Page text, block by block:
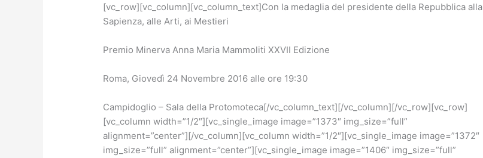
[vc_row][vc_column][vc_column_text]Con la medaglia del presidente della Repubblica alla
Sapienza, alle Arti, ai Mestieri
Premio Minerva Anna Maria Mammoliti XXVII Edizione
Roma, Giovedì 24 Novembre 2016 alle ore 19:30
Campidoglio – Sala della Protomoteca[/vc_column_text][/vc_column][/vc_row][vc_row]
[vc_column width=”1/2″][vc_single_image image=”1373″ img_size=”full”
alignment=”center”][/vc_column][vc_column width=”1/2″][vc_single_image image=”1372″
img_size=”full” alignment=”center”][vc_single_image image=”1406″ img_size=”full”